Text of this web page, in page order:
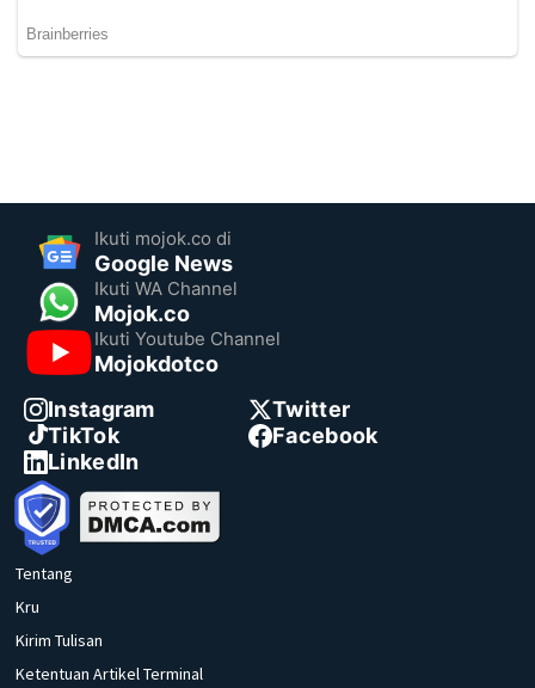
Ikuti mojok.co di
Google News
Ikuti WA Channel
Mojok.co
Ikuti Youtube Channel
Mojokdotco
Instagram
Twitter
TikTok
Facebook
LinkedIn
Tentang
Kru
Kirim Tulisan
Ketentuan Artikel Terminal